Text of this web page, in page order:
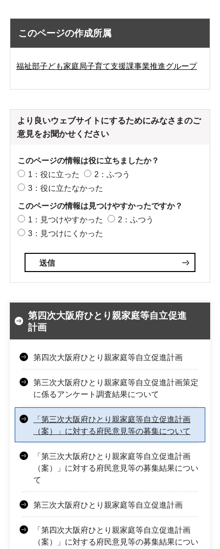
このページの作成所属
福祉部子ども家庭局子育て支援課事業推進グループ
より良いウェブサイトにするためにみなさまのご
意見をお聞かせください
このページの情報は役に立ちましたか？
1：役に立った
2：ふつう
3：役に立たなかった
このページの情報は見つけやすかったですか？
1：見つけやすかった
2：ふつう
3：見つけにくかった
第四次大阪府ひとり親家庭等自立促進
計画
第四次大阪府ひとり親家庭等自立促進計画
第三次大阪府ひとり親家庭等自立促進計画策定
に係るアンケート調査結果について
「第三次大阪府ひとり親家庭等自立促進計画
（案）」に対する府民意見等の募集について
「第三次大阪府ひとり親家庭等自立促進計画
（案）」に対する府民意見等の募集結果につい
て
第三次大阪府ひとり親家庭等自立促進計画
「第四次大阪府ひとり親家庭等自立促進計画
（案）」に対する府民意見等の募集結果につい